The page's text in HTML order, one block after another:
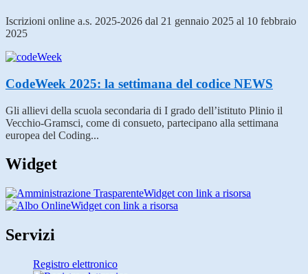
Iscrizioni online a.s. 2025-2026 dal 21 gennaio 2025 al 10 febbraio
2025
CodeWeek 2025: la settimana del codice NEWS
Gli allievi della scuola secondaria di I grado dell’istituto Plinio il
Vecchio-Gramsci, come di consueto, partecipano alla settimana
europea del Coding...
Widget
Widget con link a risorsa
Widget con link a risorsa
Servizi
Registro elettronico